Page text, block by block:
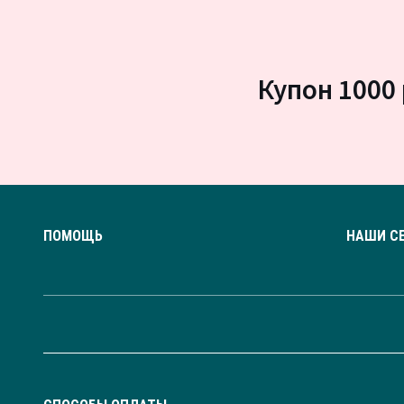
Купон 1000
ПОМОЩЬ НАШИ